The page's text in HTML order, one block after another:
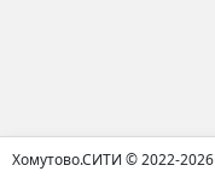
Хомутово.СИТИ © 2022-2026